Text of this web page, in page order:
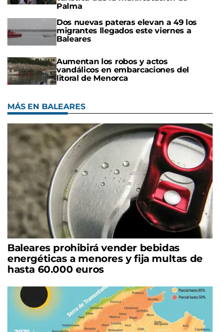
Palma
Dos nuevas pateras elevan a 49 los
migrantes llegados este viernes a
Baleares
Aumentan los robos y actos
vandálicos en embarcaciones del
litoral de Menorca
MÁS EN BALEARES
Baleares prohibirá vender bebidas
energéticas a menores y fija multas de
hasta 60.000 euros